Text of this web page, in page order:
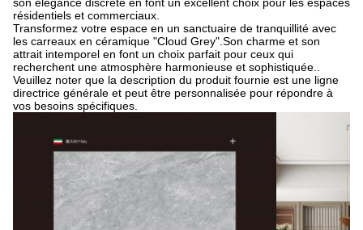
résidentiels et commerciaux.
Transformez votre espace en un sanctuaire de tranquillité avec
les carreaux en céramique "Cloud Grey".Son charme et son
attrait intemporel en font un choix parfait pour ceux qui
recherchent une atmosphère harmonieuse et sophistiquée..
Veuillez noter que la description du produit fournie est une ligne
directrice générale et peut être personnalisée pour répondre à
vos besoins spécifiques.